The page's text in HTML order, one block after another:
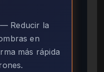
— Reducir la
en
más rápida